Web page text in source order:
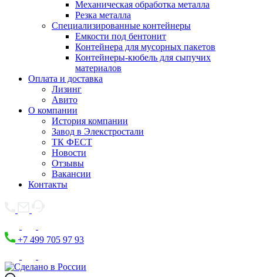
Механическая обработка металла
Резка металла
Специализированные контейнеры
Емкости под бентонит
Контейнера для мусорных пакетов
Контейнеры-кюбель для сыпучих
материалов
Оплата и доставка
Лизинг
Авито
О компании
История компании
Завод в Элекстростали
ТК ФЕСТ
Новости
Отзывы
Вакансии
Контакты
+7 499 705 97 93